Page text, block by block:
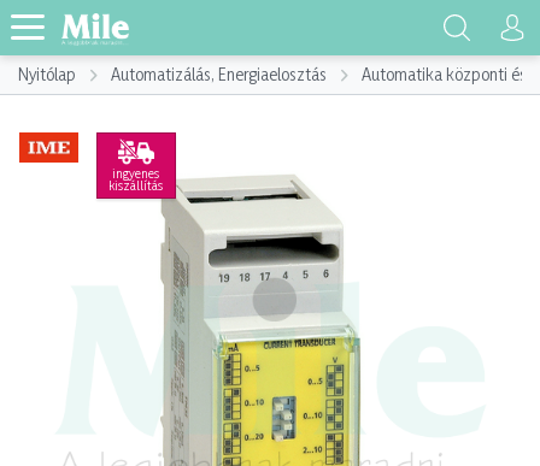
Nyitólap Automatizálás, Energiaelosztás Automatika központi és
ingyenes
kiszállítás